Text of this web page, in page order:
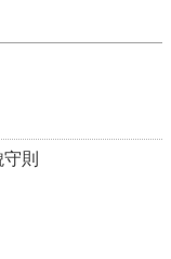
則